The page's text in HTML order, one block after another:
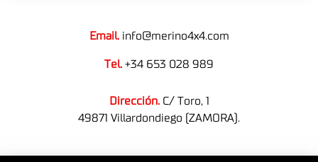
Email. info@merino4x4.com
Tel. +34 653 028 989
Dirección.C/ Toro, 1
49871 Villardondiego (ZAMORA).